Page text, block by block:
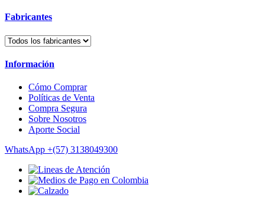
Fabricantes
Información
Cómo Comprar
Políticas de Venta
Compra Segura
Sobre Nosotros
Aporte Social
WhatsApp +(57) 3138049300